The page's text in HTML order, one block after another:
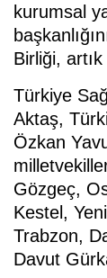
kurumsal
Birliği,
Türkiye
Aktaş,
Özkan
Gözgeç,
Kestel,
Trabzon,
Davut